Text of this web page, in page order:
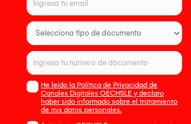
He leído la Política de Privacidad de
Canales Digitales OECHSLE y declaro
haber sido informado sobre el tratamiento
de mis datos personales.